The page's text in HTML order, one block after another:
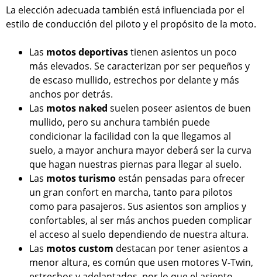
La elección adecuada también está influenciada por el
estilo de conducción del piloto y el propósito de la moto.
Las motos deportivastienen asientos un poco
más elevados. Se caracterizan por ser pequeños y
de escaso mullido, estrechos por delante y más
anchos por detrás.
Las motos naked suelen poseer asientos de buen
mullido, pero su anchura también puede
condicionar la facilidad con la que llegamos al
suelo, a mayor anchura mayor deberá ser la curva
que hagan nuestras piernas para llegar al suelo.
Las motos turismo están pensadas para ofrecer
un gran confort en marcha, tanto para pilotos
como para pasajeros. Sus asientos son amplios y
confortables, al ser más anchos pueden complicar
el acceso al suelo dependiendo de nuestra altura.
Las motos custom destacan por tener asientos a
menor altura, es común que usen motores V-Twin,